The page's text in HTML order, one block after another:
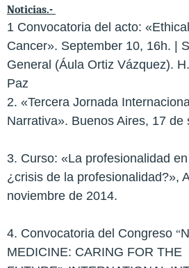
Noticias.-
1 Convocatoria del acto:
Cancer». September 10, 16h. |
General (Áula Ortiz Vázquez).
Paz
2. «Tercera Jornada
Narrativa». Buenos Aires, 17 de
3. Curso: «La profesionalidad
¿crisis de la profesionalidad?»,
noviembre de 2014.
4. Convocatoria del Congreso “
MEDICINE: CARING FOR THE